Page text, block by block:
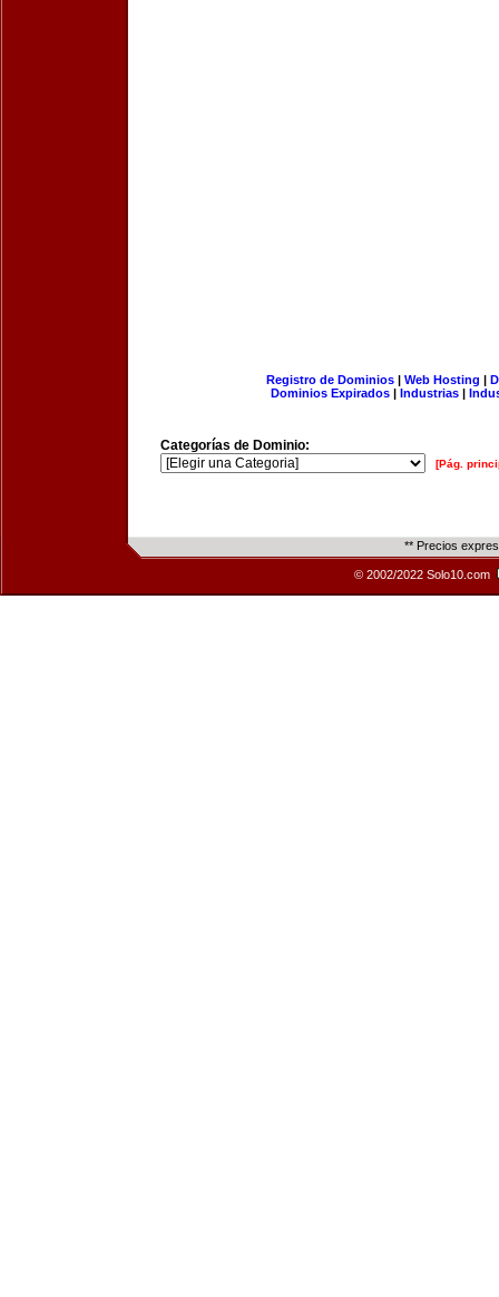
Registro de Dominios| Web Hosting |
Dominios Expirados | Industrias |
Categorías de Dominio:
[Pág.
** Precios
© 2002/2022 Solo10.com